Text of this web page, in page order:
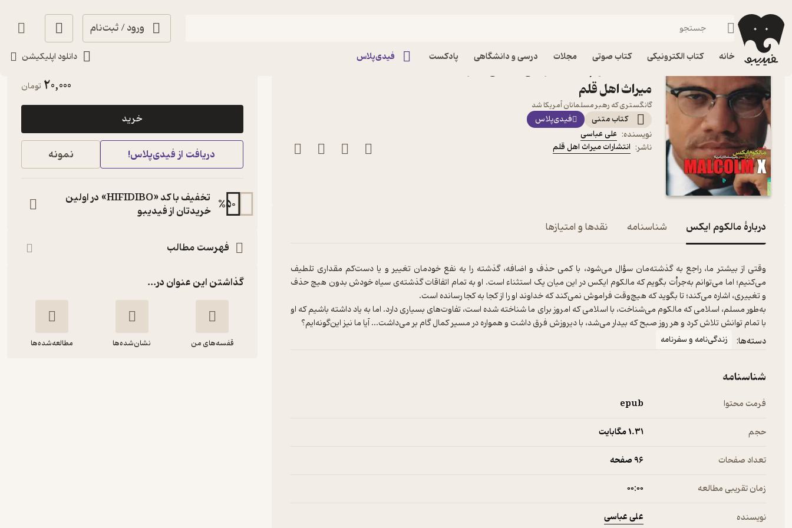
ورود / ثبت‌نام
خانه کتاب الکترونیکی کتاب صوتی مجلات درسی و دانشگاهی پادکست فیدی‌پلاس دانلود اپلیکیشن
فیدیبو کتاب الکترونیکی
میراث اهل قلم
گانگستری که رهبر مسلمانان آمریکا شد
کتاب متنی
فیدی‌پلاس
نویسنده: علی عباسی
ناشر: انتشارات میراث اهل قلم
دربارۀ مالکوم ایکس شناسنامه نقدها و امتیازها
وقتی‌ از بیشتر ما، راجع به گذشته‌مان سؤال می‌شود، با کمی حذف و اضافه، گذشته را به نفع خودمان تغییر و یا دست‌کم مقداری تلطیف
می‌کنیم؛ اما می‌توانم به‌جرأت بگویم که مالکوم ایکس در این میان یک استثناء است. او به تمام اتفاقات گذشته‌ی سیاه خودش بدون هیچ حذف
به‌طور مسلم، اسلامی که مالکوم می‌شناخت، با اسلامی که امروز برای ما شناخته شده است، تفاوت‌های بسیاری دارد. اما به یاد داشته باشیم که او
با تمام توانش تلاش کرد و هر روز صبح که بیدار می‌شد، با دیروزش فرق داشت و همواره در مسیر کمال گام بر می‌داشت... آیا ما نیز این‌گونه‌ایم؟
دسته‌ها: زندگی‌نامه و سفرنامه
شناسنامه
فرمت محتوا epub
حجم 1.۳۱ مگابایت
تعداد صفحات 96 صفحه
زمان تقریبی مطالعه ۰۰:۰۰
نویسنده علی عباسی
آموزنده 🦉(
20,000 تومان
خرید
دریافت از فیدی‌پلاس! نمونه
%50
تخفیف با کد «HIFIDIBO» در اولین
خریدتان از فیدیبو
فهرست مطالب
گذاشتن این عنوان در...
قفسه‌های من نشان‌شده‌ها مطالعه‌شده‌ها